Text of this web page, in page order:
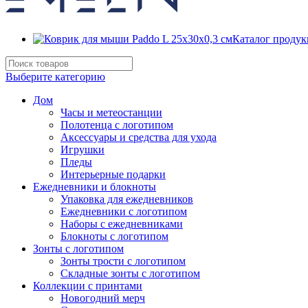
Каталог
Выберите категорию
Дом
Часы и метеостанции
Полотенца с логотипом
Аксессуары и средства для ухода
Игрушки
Пледы
Интерьерные подарки
Ежедневники и блокноты
Упаковка для ежедневников
Ежедневники с логотипом
Наборы с ежедневниками
Блокноты с логотипом
Зонты с логотипом
Зонты трости с логотипом
Складные зонты с логотипом
Коллекции с принтами
Новогодний мерч